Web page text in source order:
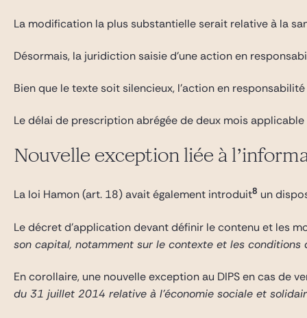
La modification la plus substantielle serait relative à la
Désormais, la juridiction saisie d’une action en
Bien que le texte soit silencieux, l’action en
Le délai de prescription abrégée de deux mois
Nouvelle exception liée à
La loi Hamon (art. 18) avait également introduit8 un
Le décret d’application devant définir le contenu et les
son capital, notamment sur le contexte et les
En corollaire, une nouvelle exception au DIPS en cas de
du 31 juillet 2014 relative à l’économie sociale et